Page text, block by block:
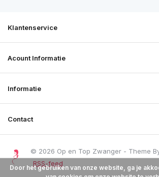
Klantenservice
Acount Informatie
Informatie
Contact
© 2026 Op en Top Zwanger - Theme
RSS-feed
Door het gebruiken van onze website, ga je